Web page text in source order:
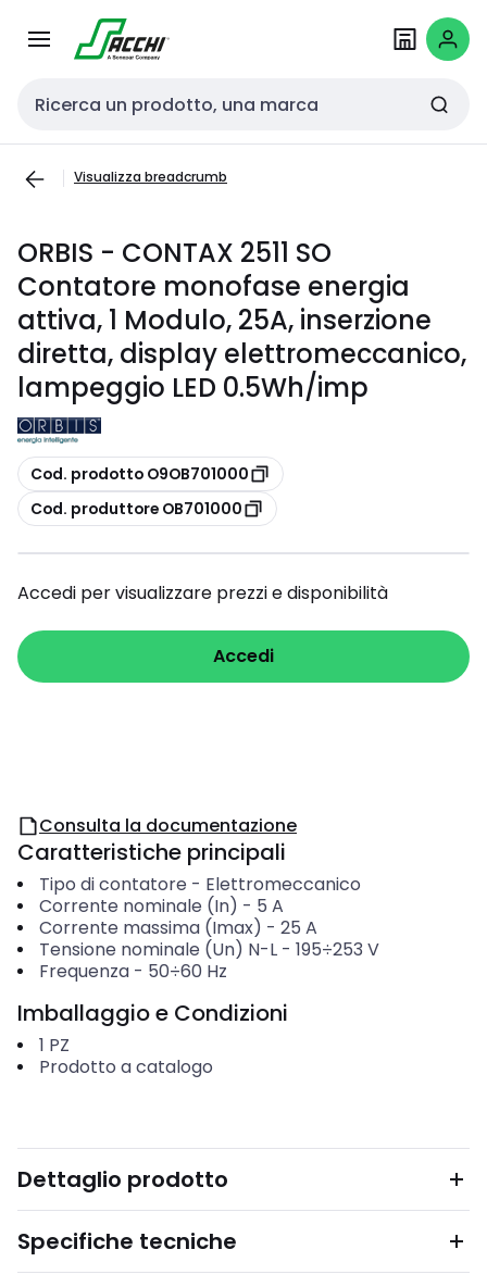
navigazionecontenuto
Cerca input
Visualizza breadcrumb
ORBIS - CONTAX 2511 SO
Contatore monofase energia
attiva, 1 Modulo, 25A, inserzione
diretta, display elettromeccanico,
lampeggio LED 0.5Wh/imp
copia
Cod. prodotto O9OB701000
copia
Cod. produttore OB701000
Accedi per visualizzare prezzi e disponibilità
Accedi
Consulta la documentazione
Caratteristiche principali
Tipo di contatore - Elettromeccanico
Corrente nominale (In) - 5 A
Corrente massima (Imax) - 25 A
Tensione nominale (Un) N-L- 195÷253 V
Frequenza- 50÷60 Hz
Imballaggio e Condizioni
1 PZ
Prodotto a catalogo
Dettaglio prodotto
Specifiche tecniche